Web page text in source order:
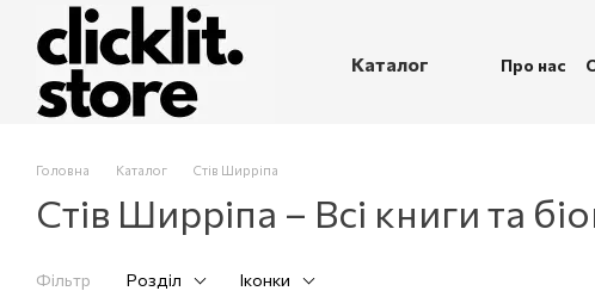
Перейти до основного контенту
Каталог Про нас
Головна Каталог Стів Ширріпа
Стів Ширріпа – Всі книги та
Фільтр Розділ Іконки